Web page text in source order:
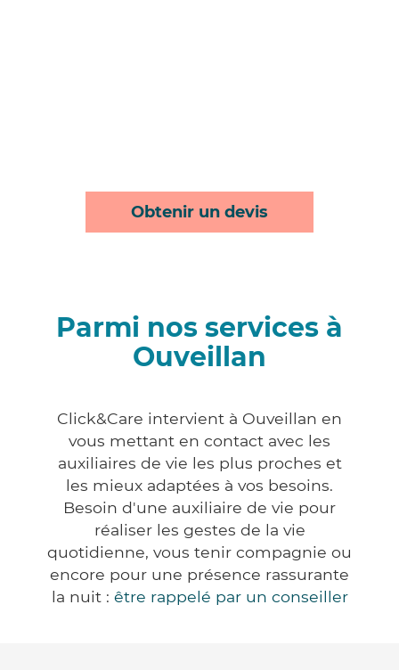
Obtenir un devis
Parmi nos services à
Ouveillan
Click&Care intervient à Ouveillan en
vous mettant en contact avec les
auxiliaires de vie les plus proches et
les mieux adaptées à vos besoins.
Besoin d'une auxiliaire de vie pour
réaliser les gestes de la vie
quotidienne, vous tenir compagnie ou
encore pour une présence rassurante
la nuit : être rappelé par un conseiller